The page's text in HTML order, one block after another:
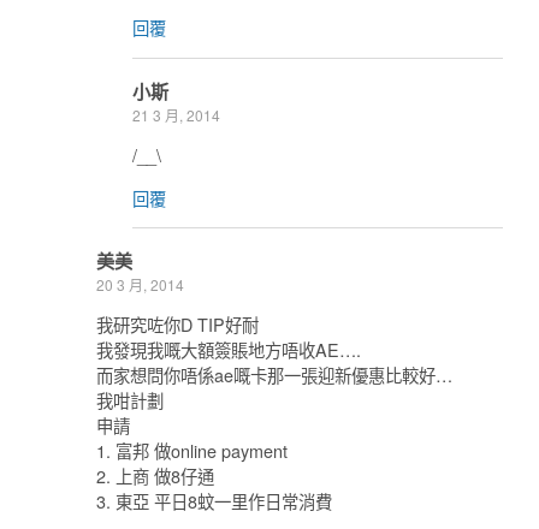
回覆
小斯
21 3 月, 2014
/__\
回覆
美美
20 3 月, 2014
我研究咗你D TIP好耐
我發現我嘅大額簽賬地方唔收AE….
而家想問你唔係ae嘅卡那一張迎新優惠比較好…
我咁計劃
申請
1. 富邦 做online payment
2. 上商 做8仔通
3. 東亞 平日8蚊一里作日常消費